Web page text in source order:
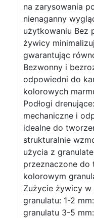
na zarysowania
nienaganny
użytkowaniu Bez
żywicy
gwarantując
Bezwonny i
odpowiedni do
kolorowych
Podłogi
mechaniczne i
idealne do
strukturalnie
użycia z
przeznaczone do
kolorowym
Zużycie żywicy
granulatu: 1-2
granulatu 3-5